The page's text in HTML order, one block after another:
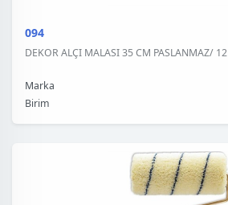
094
DEKOR ALÇI MALASI 35 CM PASLANMAZ/ 12
Marka
Birim